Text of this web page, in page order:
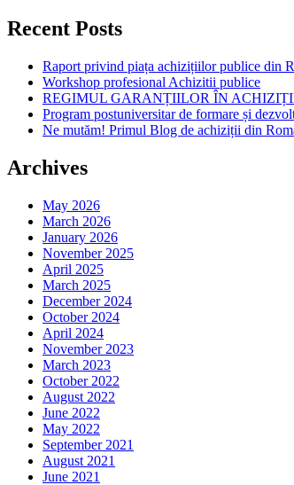
Recent Posts
Raport privind piața achizițiilor publice din
Workshop profesional Achizitii publice
REGIMUL GARANȚIILOR ÎN
Program postuniversitar de formare și
Ne mutăm! Primul Blog de achiziții din
Archives
May 2026
March 2026
January 2026
November 2025
April 2025
March 2025
December 2024
October 2024
April 2024
November 2023
March 2023
October 2022
August 2022
June 2022
May 2022
September 2021
August 2021
June 2021